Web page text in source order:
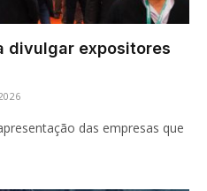
divulgar expositores
das empresas que